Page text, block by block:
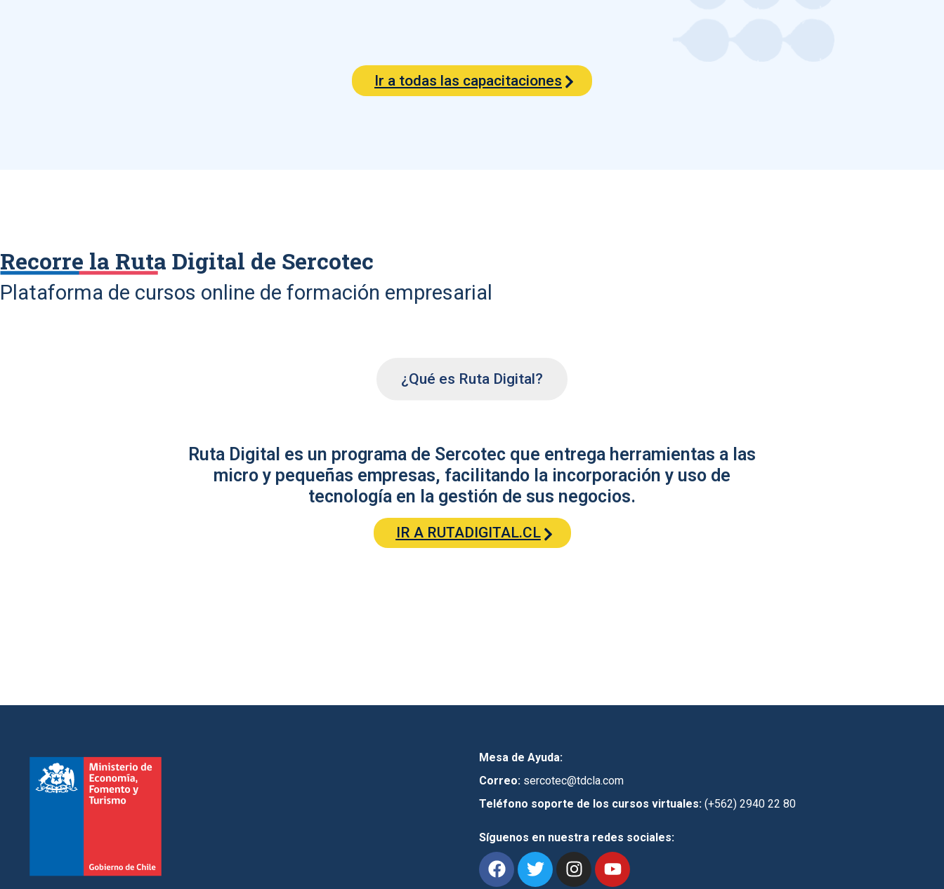
Ir a todas las capacitaciones
Recorre la Ruta Digital de Sercotec
Plataforma de cursos online de formación empresarial
¿Qué es Ruta Digital?
Ruta Digital es un programa de Sercotec que entrega herramientas a las
micro y pequeñas empresas, facilitando la incorporación y uso de
tecnología en la gestión de sus negocios.
IR A RUTADIGITAL.CL
Mesa de Ayuda:
Correo: sercotec@tdcla.com
Teléfono soporte de los cursos virtuales: (+562) 2940 22 80
Síguenos en nuestra redes sociales: